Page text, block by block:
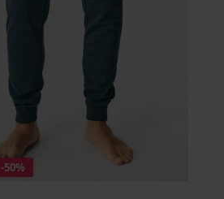
-50%